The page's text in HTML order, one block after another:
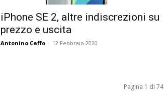
iPhone SE 2, altre indiscrezioni su
prezzo e uscita
Antonino Caffo - 12 Febbraio 2020
Pagina 1 di 74